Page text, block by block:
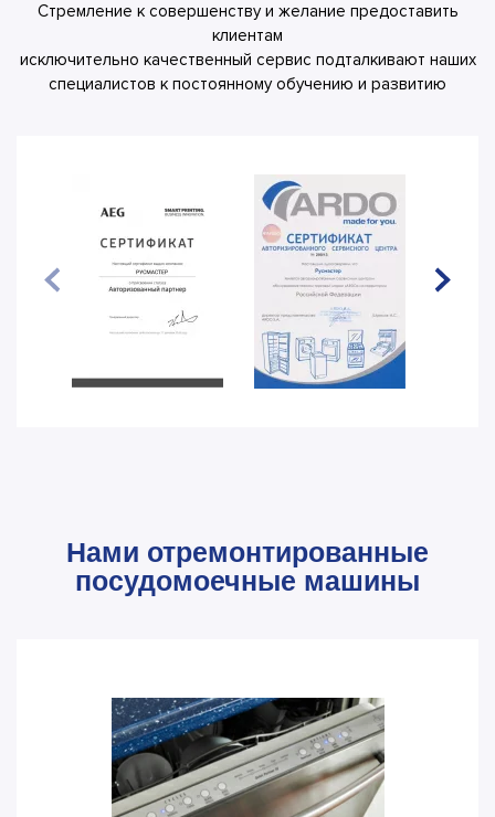
Стремление к совершенству и желание предоставить
клиентам
исключительно качественный сервис подталкивают наших
специалистов к постоянному обучению и развитию
Нами отремонтированные
посудомоечные машины